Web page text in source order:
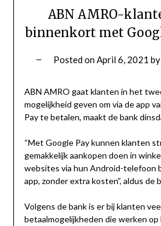
ABN AMRO-
binnenkort met
Posted onApril 6, 2021 by
ABN AMRO gaat klanten in het
mogelijkheid geven om via de app
Pay te betalen, maakt de bank
“Met Google Pay kunnen klanten
gemakkelijk aankopen doen in
websites via hun Android-telefoon
app, zonder extra kosten”, aldus de
Volgens de bank is er bij klanten
betaalmogelijkheden die werken op